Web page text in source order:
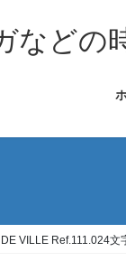
など
VILLE Ref.111.024文